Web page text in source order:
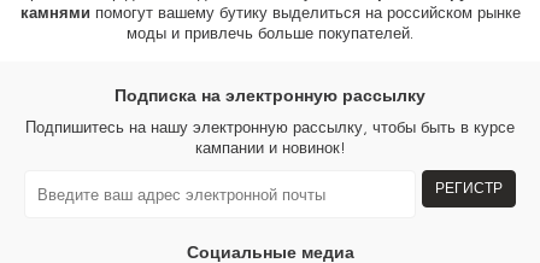
камнями помогут вашему бутику выделиться на российском рынке
моды и привлечь больше покупателей.
Подписка на электронную рассылку
Подпишитесь на нашу электронную рассылку, чтобы быть в курсе
кампании и новинок!
РЕГИСТР
Социальные медиа